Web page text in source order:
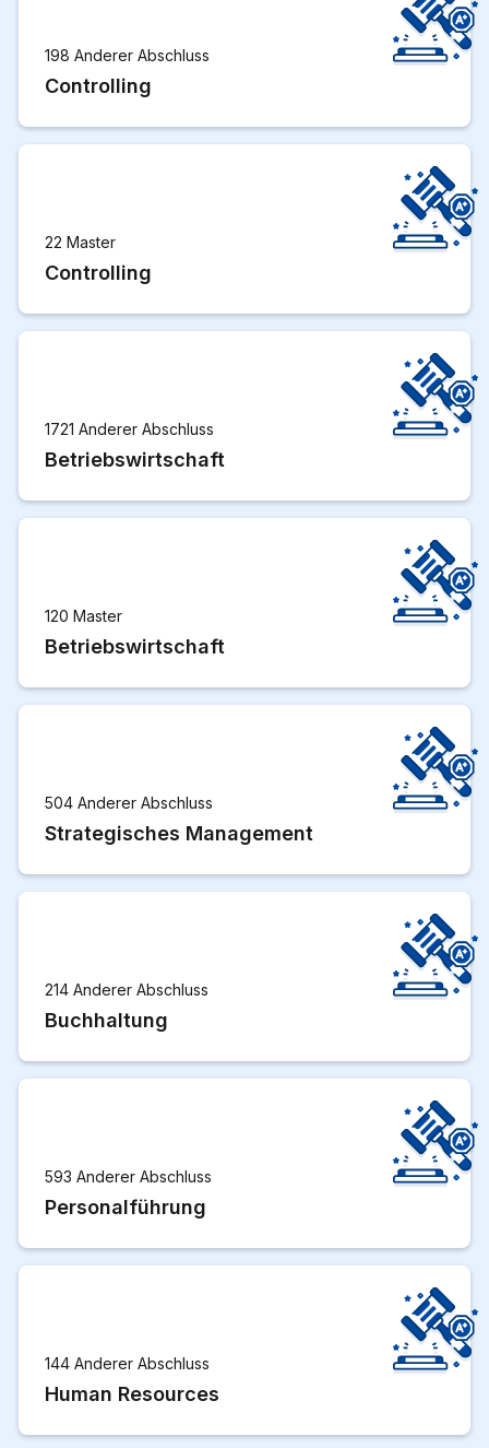
198 Anderer Abschluss
Controlling
22 Master
Controlling
1721 Anderer Abschluss
Betriebswirtschaft
120 Master
Betriebswirtschaft
504 Anderer Abschluss
Strategisches Management
214 Anderer Abschluss
Buchhaltung
593 Anderer Abschluss
Personalführung
144 Anderer Abschluss
Human Resources